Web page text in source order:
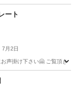
レート
7月2日
声掛け下さい🤗 ご覧頂
ナ